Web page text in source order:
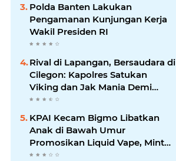
Polda Banten Lakukan
Pengamanan Kunjungan Kerja
Wakil Presiden RI
Rival di Lapangan, Bersaudara di
Cilegon: Kapolres Satukan
Viking dan Jak Mania Demi
Nobar Damai Piala Presiden
KPAI Kecam Bigmo Libatkan
Anak di Bawah Umur
Promosikan Liquid Vape, Minta
Aparat Bertindak Tegas